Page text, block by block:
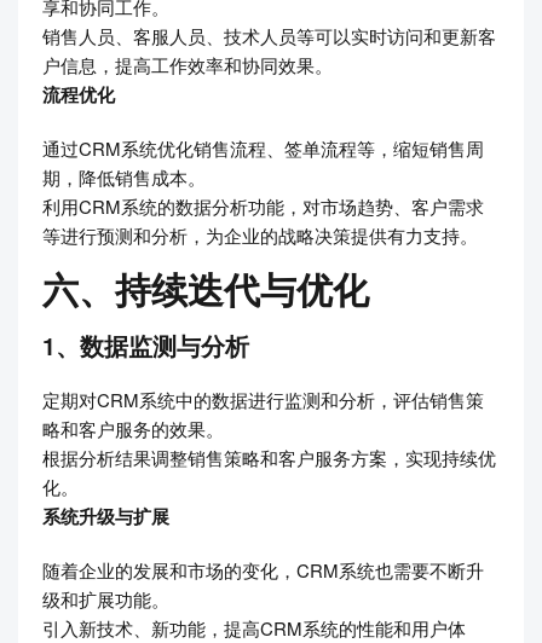
享和协同工作。
销售人员、客服人员、技术人员等可以实时访问和更新客
户信息，提高工作效率和协同效果。
流程优化
通过CRM系统优化销售流程、签单流程等，缩短销售周
期，降低销售成本。
利用CRM系统的数据分析功能，对市场趋势、客户需求
等进行预测和分析，为企业的战略决策提供有力支持。
六、持续迭代与优化
1、数据监测与分析
定期对CRM系统中的数据进行监测和分析，评估销售策
略和客户服务的效果。
根据分析结果调整销售策略和客户服务方案，实现持续优
化。
系统升级与扩展
随着企业的发展和市场的变化，CRM系统也需要不断升
级和扩展功能。
引入新技术、新功能，提高CRM系统的性能和用户体